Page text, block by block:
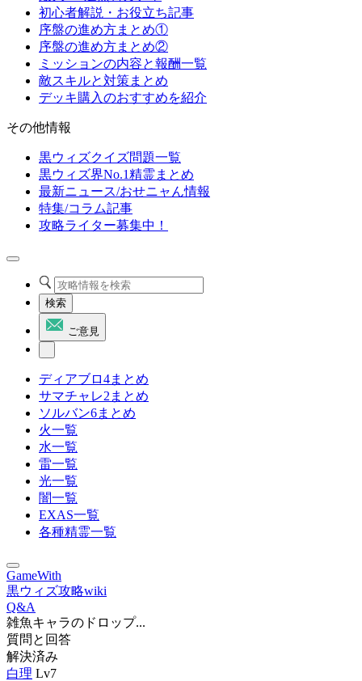
初心者解説・お役立ち記事
序盤の進め方まとめ①
序盤の進め方まとめ②
ミッションの内容と報酬一覧
敵スキルと対策まとめ
デッキ購入のおすすめを紹介
その他情報
黒ウィズクイズ問題一覧
黒ウィズ界No.1精霊まとめ
最新ニュース/おせニャん情報
特集/コラム記事
攻略ライター募集中！
検索
ご意見
ディアブロ4まとめ
サマチャレ2まとめ
ソルバン6まとめ
火一覧
水一覧
雷一覧
光一覧
闇一覧
EXAS一覧
各種精霊一覧
GameWith
黒ウィズ攻略wiki
Q&A
雑魚キャラのドロップ...
質問と回答
解決済み
白理 Lv7